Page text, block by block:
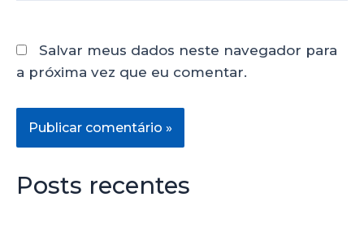
Salvar meus dados neste navegador para
a próxima vez que eu comentar.
Posts recentes